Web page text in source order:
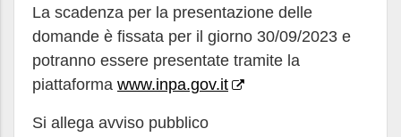
La scadenza per la presentazione delle
domande è fissata per il giorno 30/09/2023 e
potranno essere presentate tramite la
piattaforma www.inpa.gov.it
Si allega avviso pubblico